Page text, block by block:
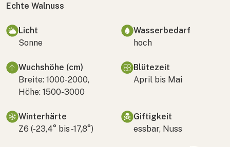
Echte Walnuss
Licht
Sonne
Wasserbedarf
hoch
Wuchshöhe (cm)
Breite: 1000-2000,
Höhe: 1500-3000
Blütezeit
April bis Mai
Winterhärte
Z6 (-23,4° bis -17,8°)
Giftigkeit
essbar, Nuss